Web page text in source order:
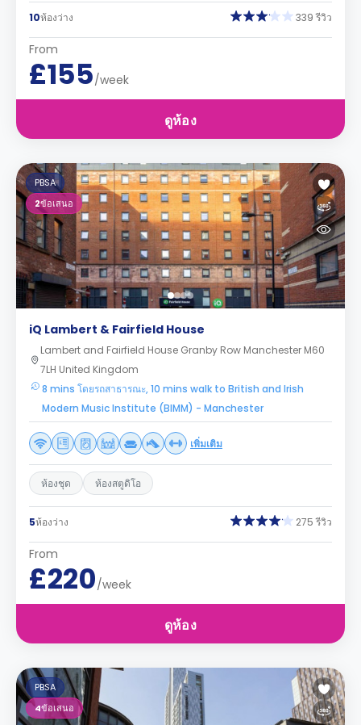
10ห้องว่าง 339 รีวิว
From
£155/week
ดูห้อง
PBSA
2ข้อเสนอ
iQ Lambert & Fairfield House
Lambert and Fairfield House Granby Row Manchester M60
7LH United Kingdom
8 mins โดยรถสาธารณะ, 10 mins walk to British and Irish
Modern Music Institute (BIMM) - Manchester
เพิ่มเติม
ห้องชุด ห้องสตูดิโอ
5ห้องว่าง 275 รีวิว
From
£220/week
ดูห้อง
PBSA
4ข้อเสนอ